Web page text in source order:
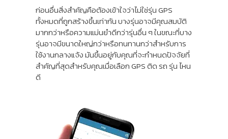
ก่อนอื่นสิ่งสำคัญคือต้องเข้าใจว่าไม่ใช่รุ่น GPS
ทั้งหมดที่ถูกสร้างขึ้นเท่ากัน บางรุ่นอาจมีคุณสมบัติ
มากกว่าหรือความแม่นยำดีกว่ารุ่นอื่น ๆ ในขณะที่บาง
รุ่นอาจมีขนาดใหญ่กว่าหรือทนทานกว่าสำหรับการ
ใช้งานกลางแจ้ง มันขึ้นอยู่กับคุณที่จะกำหนดปัจจัยที่
สำคัญที่สุดสำหรับคุณเมื่อเลือก GPS ติด รถ รุ่น ไหน
ดี